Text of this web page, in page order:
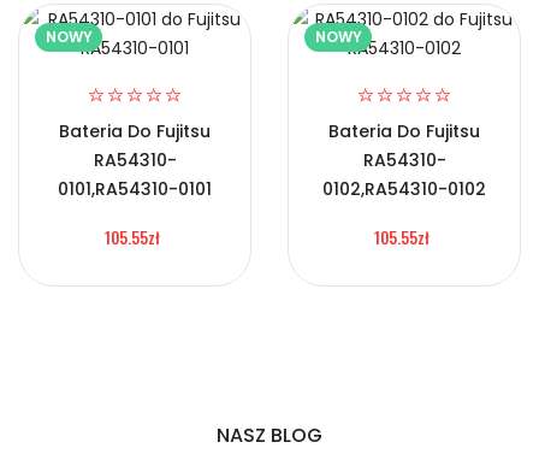
Certyfikaty bezpieczeństwa i zgodności
2.Numer produktu baterii
Numer produktu ładowarki
NOWY
Bateria Do Fujitsu
RA54310-
0101,RA54310-0101
105.55zł
NOWY
Bateria Do Fujitsu
RA54310-
0102,RA54310-0102
105.55zł
NASZ BLOG